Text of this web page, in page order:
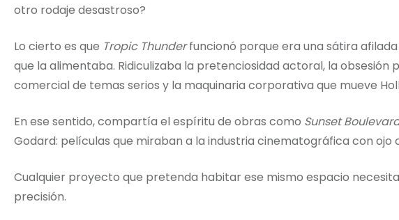
otro rodaje desastroso?
Lo cierto es que Tropic Thunderfuncionó porque era una sátira
que la alimentaba. Ridiculizaba la pretenciosidad actoral, la obsesión
comercial de temas serios y la maquinaria corporativa que mueve
En ese sentido, compartía el espíritu de obras como Sunset
Godard: películas que miraban a la industria cinematográfica con ojo
Cualquier proyecto que pretenda habitar ese mismo espacio
precisión.